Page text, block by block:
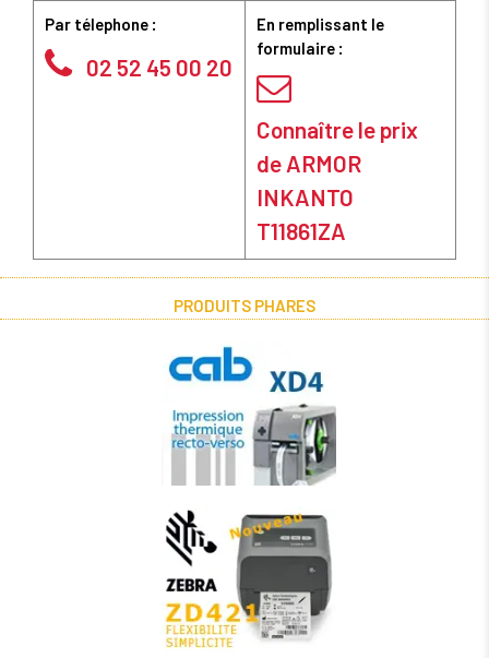
Par télephone :
02 52 45 00 20
En remplissant le
formulaire :
Connaître le prix
de ARMOR
INKANTO
T11861ZA
PRODUITS PHARES